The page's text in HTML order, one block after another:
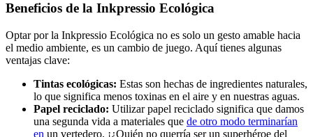
Beneficios de la Inkpressio Ecológica
Optar por la Inkpressio Ecológica no es solo un gesto amable hacia
el medio ambiente, es un cambio de juego. Aquí tienes algunas
ventajas clave:
Tintas ecológicas: Estas son hechas de ingredientes naturales,
lo que significa menos toxinas en el aire y en nuestras aguas.
Papel reciclado: Utilizar papel reciclado significa que damos
una segunda vida a materiales que de otro modo terminarían
en un vertedero. ¡¿Quién no querría ser un superhéroe del